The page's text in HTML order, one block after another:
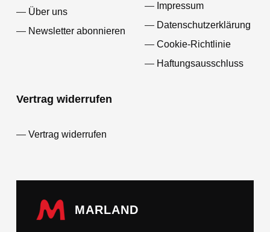
Über uns
Newsletter abonnieren
Impressum
Datenschutzerklärung
Cookie-Richtlinie
Haftungsausschluss
Vertrag widerrufen
Vertrag widerrufen
MARLAND